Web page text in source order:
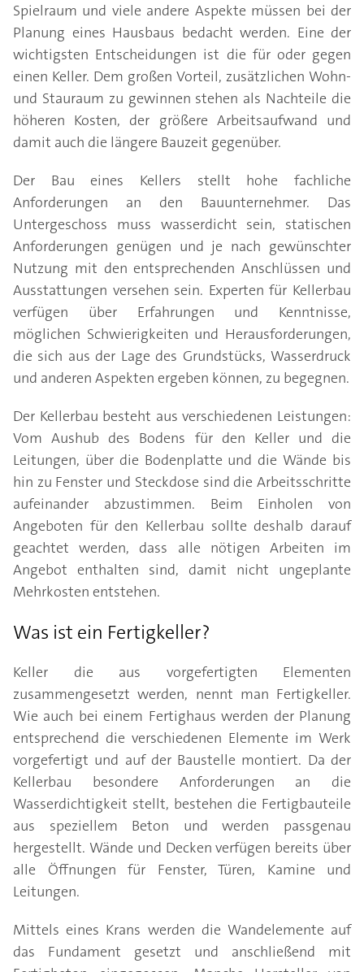
Spielraum und viele andere Aspekte müssen bei der
Planung eines Hausbaus bedacht werden. Eine der
wichtigsten Entscheidungen ist die für oder gegen
einen Keller. Dem großen Vorteil, zusätzlichen Wohn-
und Stauraum zu gewinnen stehen als Nachteile die
höheren Kosten, der größere Arbeitsaufwand und
damit auch die längere Bauzeit gegenüber.
Der Bau eines Kellers stellt hohe fachliche
Anforderungen an den Bauunternehmer. Das
Untergeschoss muss wasserdicht sein, statischen
Anforderungen genügen und je nach gewünschter
Nutzung mit den entsprechenden Anschlüssen und
Ausstattungen versehen sein. Experten für Kellerbau
verfügen über Erfahrungen und Kenntnisse,
möglichen Schwierigkeiten und Herausforderungen,
die sich aus der Lage des Grundstücks, Wasserdruck
und anderen Aspekten ergeben können, zu begegnen.
Der Kellerbau besteht aus verschiedenen Leistungen:
Vom Aushub des Bodens für den Keller und die
Leitungen, über die Bodenplatte und die Wände bis
hin zu Fenster und Steckdose sind die Arbeitsschritte
aufeinander abzustimmen. Beim Einholen von
Angeboten für den Kellerbau sollte deshalb darauf
geachtet werden, dass alle nötigen Arbeiten im
Angebot enthalten sind, damit nicht ungeplante
Mehrkosten entstehen.
Was ist ein Fertigkeller?
Keller die aus vorgefertigten Elementen
zusammengesetzt werden, nennt man Fertigkeller.
Wie auch bei einem Fertighaus werden der Planung
entsprechend die verschiedenen Elemente im Werk
vorgefertigt und auf der Baustelle montiert. Da der
Kellerbau besondere Anforderungen an die
Wasserdichtigkeit stellt, bestehen die Fertigbauteile
aus speziellem Beton und werden passgenau
hergestellt. Wände und Decken verfügen bereits über
alle Öffnungen für Fenster, Türen, Kamine und
Leitungen.
Mittels eines Krans werden die Wandelemente auf
das Fundament gesetzt und anschließend mit